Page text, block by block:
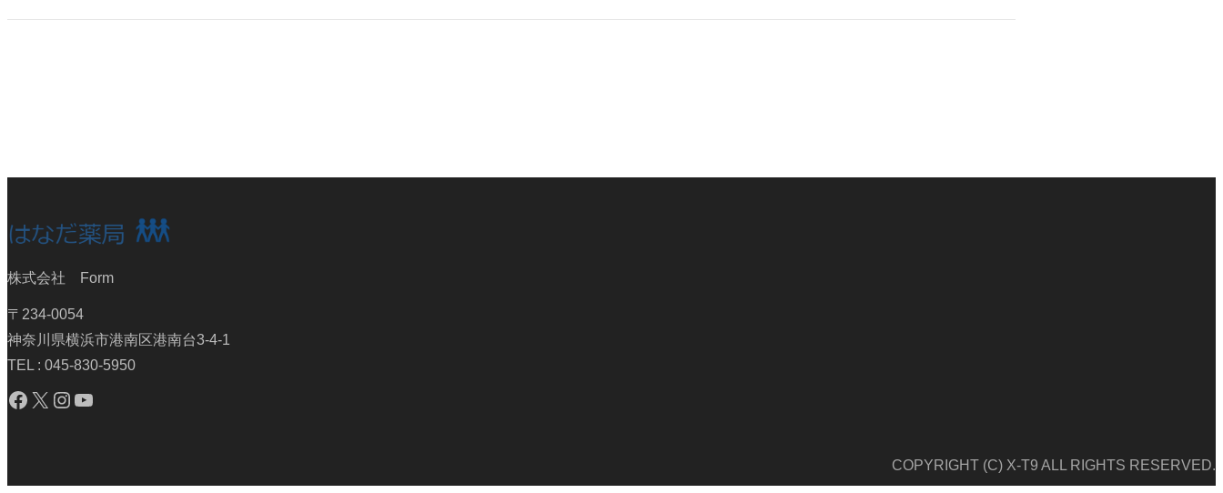
株式会社 Form
〒234-0054
神奈川県横浜市港南区港南台3-4-1
TEL : 045-830-5950
Facebook X Instagram YouTube
COPYRIGHT (C) X-T9 ALL RIGHTS RESERVED.